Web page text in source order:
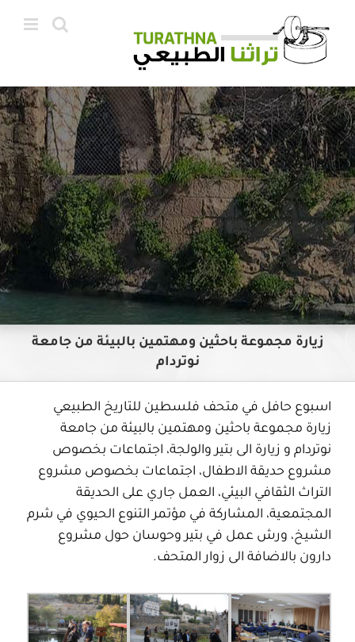
content
زيارة مجموعة باحثين ومهتمين بالبيئة من جامعة
نوتردام
اسبوع حافل في متحف فلسطين للتاريخ الطبيعي
زيارة مجموعة باحثين ومهتمين بالبيئة من جامعة
نوتردام و زيارة الى بتير والولجة، اجتماعات بخصوص
مشروع حديقة الاطفال، اجتماعات بخصوص مشروع
التراث الثقافي البيئي، العمل جاري على الحديقة
المجتمعية، المشاركة في مؤتمر التنوع الحيوي في شرم
الشيخ، ورش عمل في بتير وحوسان حول مشروع
دارون بالاضافة الى زوار المتحف.